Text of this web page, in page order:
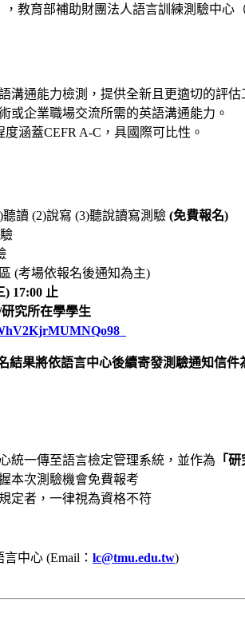
教育部補助財團法人語言訓練測驗中心
溝通能力檢測，提供全新且更適切的評估
或企業職場交流所需的英語溝通能力。
涵蓋CEFR A-C，具國際可比性。
讀 (2)說寫 (3)聽說讀寫測驗 (免費報名)
(考場依報名後通知為主)
) 17:00 止
究所在學學生
結果將依語言中心後續寄發測驗通知信件
統一傳至語言檢定管理系統，並作為 「
本次測驗機會免費報考
定者，一律視為資格不符
中心 (Email： lc@tmu.edu.tw)